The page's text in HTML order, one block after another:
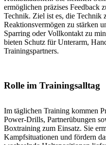
ermöglichen präzises Feedback
Technik. Ziel ist es, die Technik
Reaktionsvermögen zu stärken
Sparring oder Vollkontakt zu
bieten Schutz für Unterarm,
Trainingspartners.
Rolle im Trainingsalltag
Im täglichen Training kommen
Power-Drills, Partnerübungen
Boxtraining zum Einsatz. Sie
Kampfsituationen und fördern